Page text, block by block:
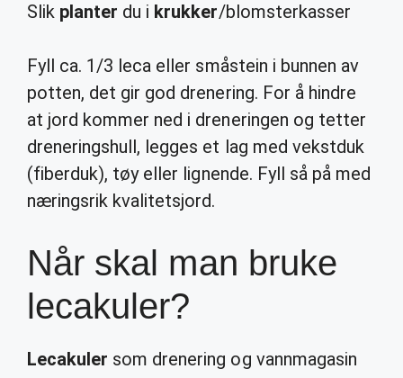
Slik planter du i krukker/blomsterkasser
Fyll ca. 1/3 leca eller småstein i bunnen av
potten, det gir god drenering. For å hindre
at jord kommer ned i dreneringen og tetter
dreneringshull, legges et lag med vekstduk
(fiberduk), tøy eller lignende. Fyll så på med
næringsrik kvalitetsjord.
Når skal man bruke
lecakuler?
Lecakuler som drenering og vannmagasin